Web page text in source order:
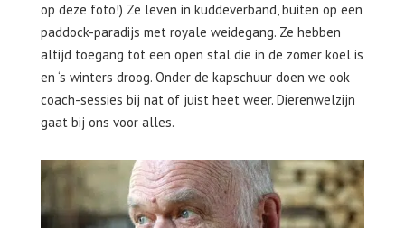
op deze foto!) Ze leven in kuddeverband, buiten op een
paddock-paradijs met royale weidegang. Ze hebben
altijd toegang tot een open stal die in de zomer koel is
en ‘s winters droog. Onder de kapschuur doen we ook
coach-sessies bij nat of juist heet weer. Dierenwelzijn
gaat bij ons voor alles.